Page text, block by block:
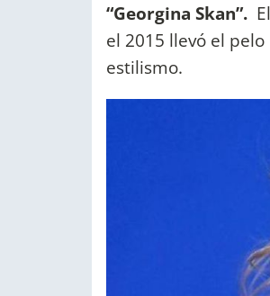
“Georgina Skan”.
el 2015 llevó el
estilismo.